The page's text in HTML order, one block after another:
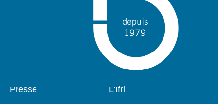
Pied
Presse
Navigation
L'Ifri